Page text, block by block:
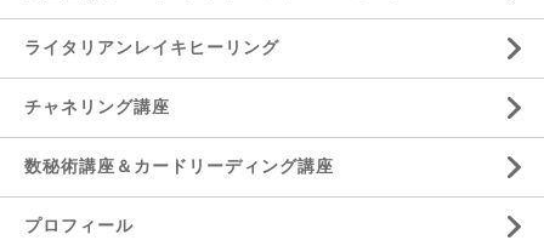
ライタリアンレイキヒーリング
チャネリング講座
数秘術講座＆カードリーディング講座
プロフィール